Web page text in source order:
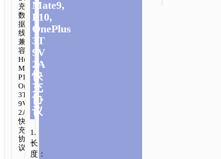
充
数
据
线
兼
容
Huawei
Mate9,
P10,
OnePlus
3T
9V
2A
快
充
协
议.
Mate9,
P10,
OnePlus
3T
9V
2A
快
充
协
议
1.
长
度：